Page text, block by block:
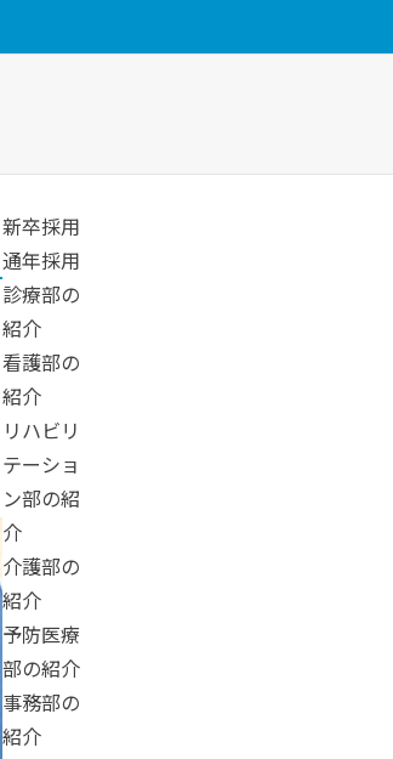
新卒採用
通年採用
診療部の
紹介
看護部の
紹介
リハビリ
テーショ
ン部の紹
介
介護部の
紹介
予防医療
部の紹介
事務部の
紹介